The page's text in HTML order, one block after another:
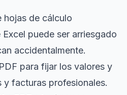
hojas de cálculo
puede ser arriesgado
accidentalmente.
para fijar los valores y
y facturas profesionales.